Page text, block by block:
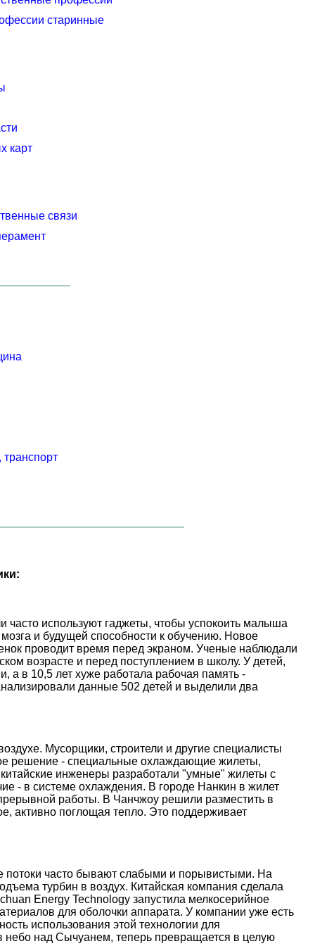
старинные
карт
связи
используют гаджеты, чтобы успокоить малыша
и будущей способности к обучению. Новое
проводит время перед экраном. Ученые наблюдали
возрасте и перед поступлением в школу. У детей,
а в 10,5 лет хуже работала рабочая память -
данные 502 детей и выделили два
Мусорщики, строители и другие специалисты
решение - специальные охлаждающие жилеты,
инженеры разработали "умные" жилеты с
- в системе охлаждения. В городе Нанкин в жилет
работы. В Чанчжоу решили разместить в
активно поглощая тепло. Это поддерживает
потоки часто бывают слабыми и порывистыми. На
турбин в воздух. Китайская компания сделала
Energy Technology запустила мелкосерийное
для оболочки аппарата. У компании уже есть
использования этой технологии для
небо над Сычуанем, теперь превращается в целую